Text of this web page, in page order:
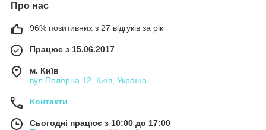
Про нас
96% позитивних з 27 відгуків за рік
Працює з 15.06.2017
м. Київ
вул.Полярна 12, Київ, Україна
Контакти
Сьогодні працює з 10:00 до 17:00